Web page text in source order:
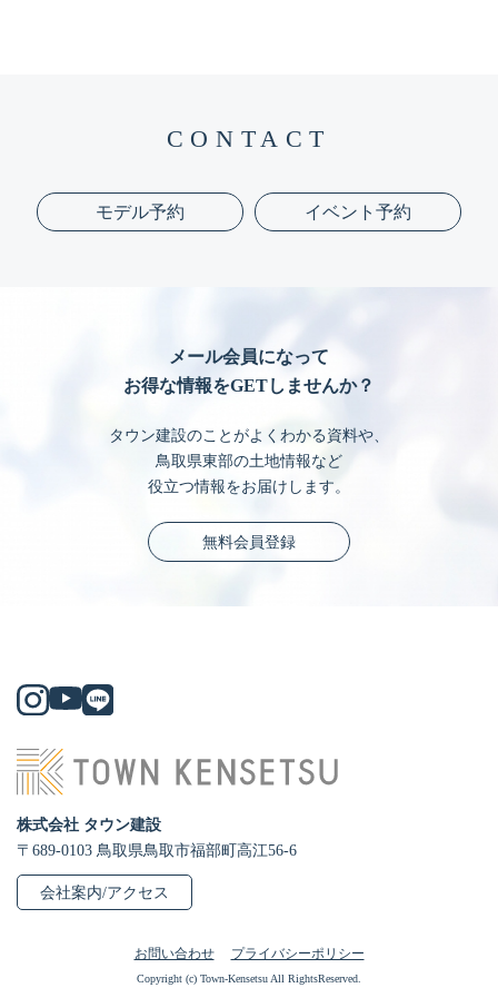
CONTACT
モデル予約 イベント予約
メール会員になって
お得な情報をGETしませんか？
タウン建設のことがよくわかる資料や、
鳥取県東部の土地情報など
役立つ情報をお届けします。
無料会員登録
株式会社 タウン建設
〒689-0103 鳥取県鳥取市福部町高江56-6
会社案内/アクセス
お問い合わせ プライバシーポリシー
Copyright (c) Town-Kensetsu All RightsReserved.